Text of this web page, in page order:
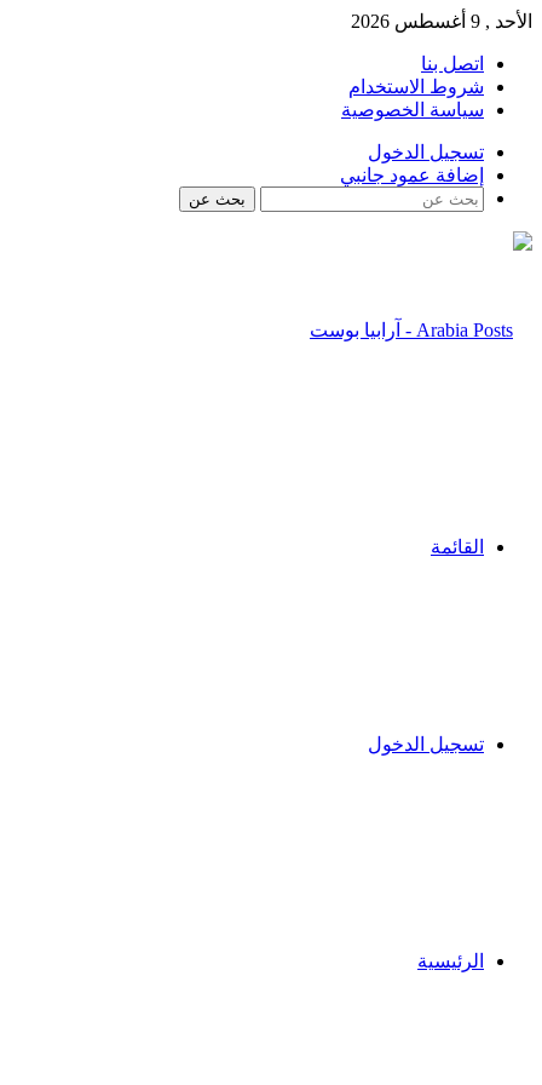
الأحد , 9 أغسطس 2026
اتصل بنا
شروط الاستخدام
سياسة الخصوصية
تسجيل الدخول
إضافة عمود جانبي
بحث عن
القائمة
تسجيل الدخول
الرئيسية